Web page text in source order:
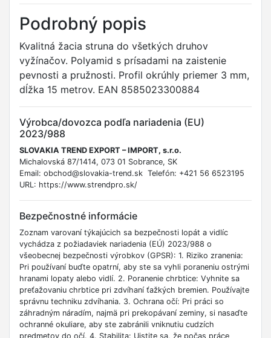
Podrobný popis
Kvalitná žacia struna do všetkých druhov
vyžínačov. Polyamid s prísadami na zaistenie
pevnosti a pružnosti. Profil okrúhly priemer 3 mm,
dĺžka 15 metrov. EAN 8585023300884
Výrobca/dovozca podľa nariadenia (EU)
2023/988
SLOVAKIA TREND EXPORT – IMPORT, s.r.o.
Michalovská 87/1414, 073 01 Sobrance, SK
Email: obchod@slovakia-trend.sk Telefón: +421 56 6523195
URL: https://www.strendpro.sk/
Bezpečnostné informácie
Zoznam varovaní týkajúcich sa bezpečnosti lopát a vidlíc
vychádza z požiadaviek nariadenia (EÚ) 2023/988 o
všeobecnej bezpečnosti výrobkov (GPSR): 1. Riziko zranenia:
Pri používaní buďte opatrní, aby ste sa vyhli poraneniu ostrými
hranami lopaty alebo vidlí. 2. Poranenie chrbtice: Vyhnite sa
preťažovaniu chrbtice pri zdvíhaní ťažkých bremien. Používajte
správnu techniku zdvíhania. 3. Ochrana očí: Pri práci so
záhradným náradím, najmä pri prekopávaní zeminy, si nasaďte
ochranné okuliare, aby ste zabránili vniknutiu cudzích
predmetov do očí. 4. Stabilita: Uistite sa, že počas práce